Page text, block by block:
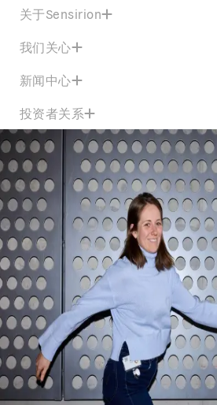
关于Sensirion
我们关心
新闻中心
投资者关系